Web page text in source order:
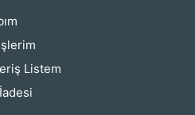
Listem